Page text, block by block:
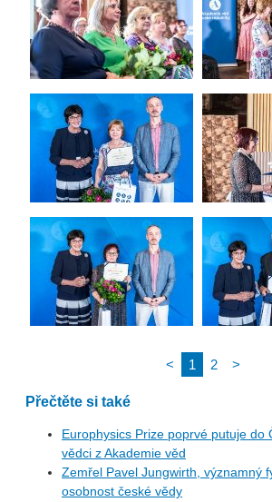
< 1 2 >
Přečtěte si také
Europhysics Prize poprvé putuje do
vědci z Akademie věd
Zemřel Pavel Jungwirth, významný
osobnost české vědy